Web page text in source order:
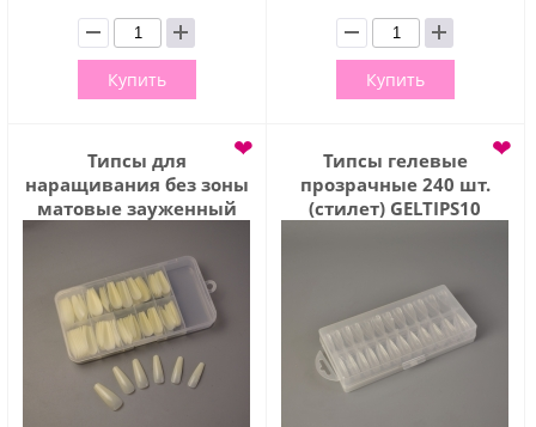
Купить Купить
Типсы для
наращивания без зоны
матовые зауженный
❤
Типсы гелевые
прозрачные 240 шт.
(стилет) GELTIPS10
❤